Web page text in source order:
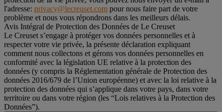
l'adresse: privacy@lecreuset.com pour nous faire part de votre
problème et nous vous répondrons dans les meilleurs délais.
Avis Intégral de Protection des Données de Le Creuset
Le Creuset s’engage à protéger vos données personnelles et à
respecter votre vie privée, la présente déclaration expliquant
comment nous collectons et gérons vos données personnelles en
conformité avec la législation UE relative à la protection des
données (y compris la Réglementation générale de Protection des
données 2016/679 de l’Union européenne) et avec la loi relative à la
protection des données qui s’applique dans votre pays, dans votre
territoire ou dans votre région (les “Lois relatives à la Protection des
Données”).